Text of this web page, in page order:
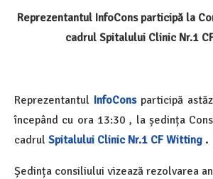
Reprezentantul InfoCons participă la
cadrul Spitalului Clinic Nr.1
Reprezentantul InfoCons participă
începând cu ora 13:30 , la ședința
cadrul Spitalului Clinic Nr.1 CF Witting .
Ședința consiliului vizează rezolvarea